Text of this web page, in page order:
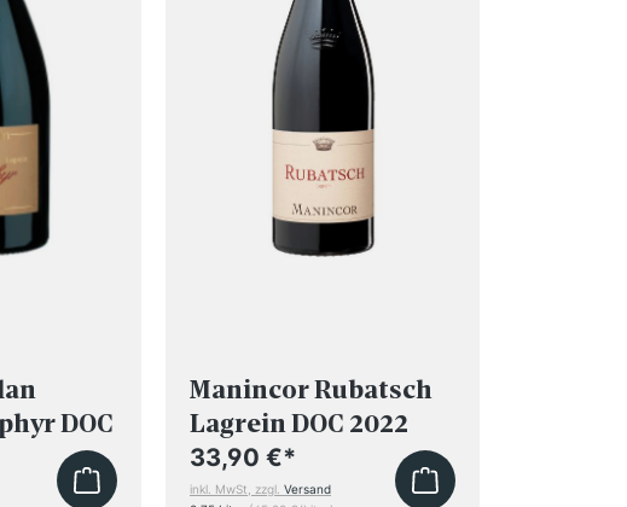
DOC
Manincor Rubatsch
Lagrein DOC 2022
BIO
33,90 €*
inkl. MwSt, zzgl. Versand